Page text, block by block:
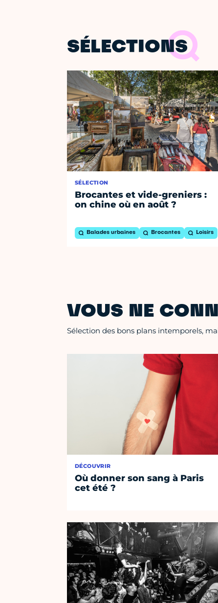
SÉLECTIONS
SÉLECTION
Brocantes et vide-greniers :
on chine où en août ?
Balades urbaines Brocantes Loisirs
VOUS NE
Sélection des bons plans intemporels,
DÉCOUVRIR
Où donner son sang à Paris
cet été ?